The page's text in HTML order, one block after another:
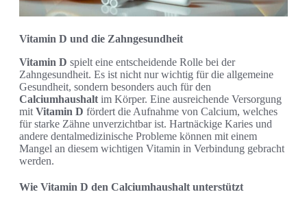
Vitamin D und die Zahngesundheit
Vitamin D spielt eine entscheidende Rolle bei der
Zahngesundheit. Es ist nicht nur wichtig für die allgemeine
Gesundheit, sondern besonders auch für den
Calciumhaushalt im Körper. Eine ausreichende Versorgung
mit Vitamin D fördert die Aufnahme von Calcium, welches
für starke Zähne unverzichtbar ist. Hartnäckige Karies und
andere dentalmedizinische Probleme können mit einem
Mangel an diesem wichtigen Vitamin in Verbindung gebracht
werden.
Wie Vitamin D den Calciumhaushalt unterstützt